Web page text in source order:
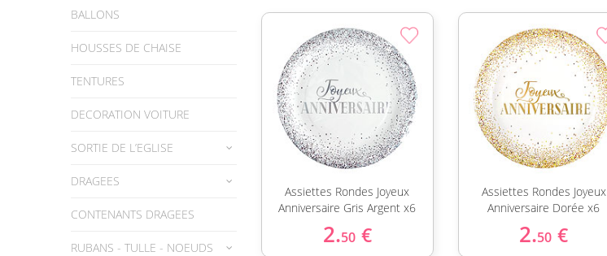
BALLONS
HOUSSES DE CHAISE
TENTURES
DECORATION VOITURE
SORTIE DE L’EGLISE
DRAGEES
CONTENANTS DRAGEES
RUBANS - TULLE - NOEUDS
Assiettes Rondes Joyeux
Anniversaire Gris Argent x6
2.50 €
Assiettes Rondes Joyeux
Anniversaire Dorée x6
2.50 €